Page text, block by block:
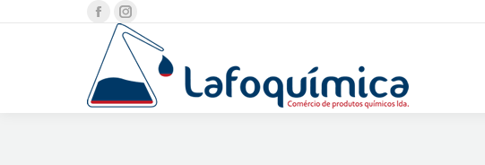
Facebook
page
opens
in
Instagram
page
opens